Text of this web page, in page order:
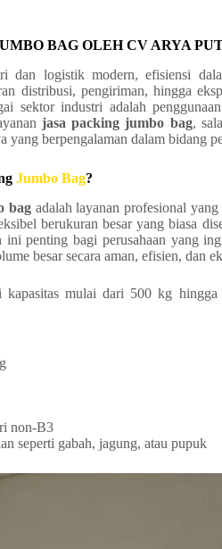
BAG OLEH CV ARYA
dan logistik modern, efisiensi
distribusi, pengiriman, hingga
sektor industri adalah penggunaan
jasa packing jumbo bag,
yang berpengalaman dalam bidang
Jumbo Bag?
bagadalah layanan profesional
berukuran besar yang biasa
ini penting bagi perusahaan yang
besar secara aman, efisien, dan
kapasitas mulai dari 500 kg
non-B3
seperti gabah, jagung, atau pupuk